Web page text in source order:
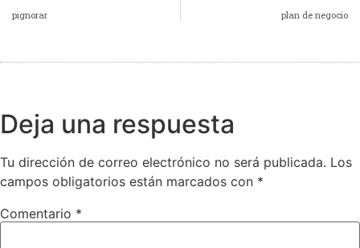
pignorar plan de negocio
Deja una respuesta
Tu dirección de correo electrónico no será publicada. Los
campos obligatorios están marcados con *
Comentario *